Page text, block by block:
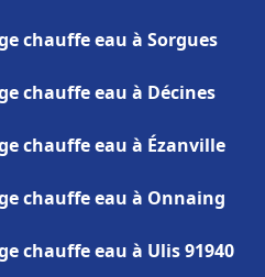
chauffe eau à Sorgues
chauffe eau à Décines
chauffe eau à Ézanville
chauffe eau à Onnaing
chauffe eau à Ulis 91940